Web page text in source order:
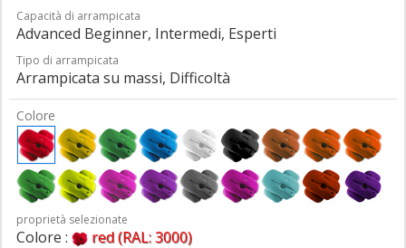
Capacità di arrampicata
Advanced Beginner, Intermedi, Esperti
Tipo di arrampicata
Arrampicata su massi, Difficoltà
Colore
proprietà selezionate
Colore : red (RAL: 3000)